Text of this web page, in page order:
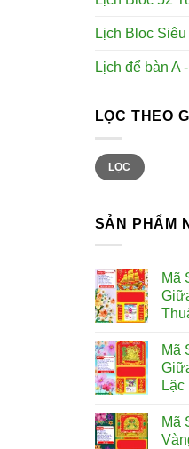
Lịch Bloc
Lịch để bàn A
LỌC THEO
Giá
tối
thiểu
Giá
tối
đa
LỌC
SẢN PHẨM
Mã
Mã
Lặc
Mã